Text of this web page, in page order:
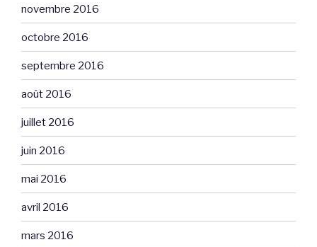
novembre 2016
octobre 2016
septembre 2016
août 2016
juillet 2016
juin 2016
mai 2016
avril 2016
mars 2016